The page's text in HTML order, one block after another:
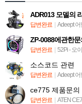
ADR013 모델의
답변완료 Adeept 어
ZP-0088에관한
답변완료 52Pi - 오
소스코드 관련
답변완료 Adeept
ce775 제품문의
답변완료 ATEN